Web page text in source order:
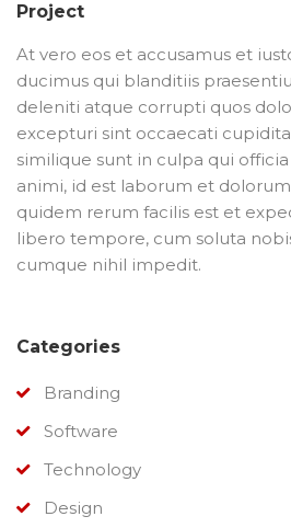
Project
At vero eos et accusamus et
ducimus qui blanditiis
deleniti atque corrupti quos
excepturi sint occaecati
similique sunt in culpa qui
animi, id est laborum et
quidem rerum facilis est et
libero tempore, cum soluta
cumque nihil impedit.
Categories
Branding
Software
Technology
Design